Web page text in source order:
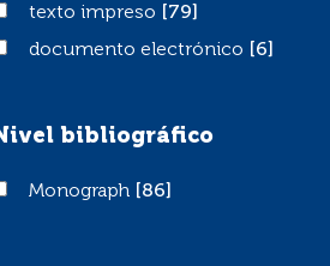
impreso
texto impreso
[79]
electrónico
documento electrónico [6]
bibliográfico
Monograph [86]